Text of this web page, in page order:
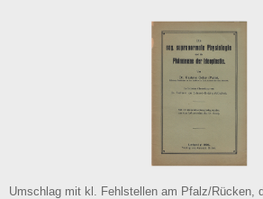
Umschlag mit kl. Fehlstellen am Pfalz/Rücken,